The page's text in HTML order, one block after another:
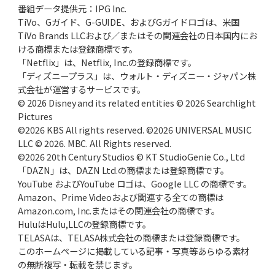
番組データ提供元：IPG Inc.
TiVo、Gガイド、G-GUIDE、およびGガイドロゴは、米国
TiVo Brands LLCおよび／またはその関連会社の日本国内にお
ける商標または登録商標です。
「Netflix」は、Netflix, Inc.の登録商標です。
「ディズニープラス」は、ウォルト・ディズニー・ジャパン株
式会社が運営するサービスです。
© 2026 Disney and its related entities © 2026 Searchlight
Pictures
©2026 KBS All rights reserved. ©2026 UNIVERSAL MUSIC
LLC © 2026. MBC. All Rights reserved.
©2026 20th Century Studios © KT StudioGenie Co., Ltd
「DAZN」は、DAZN Ltd.の商標または登録商標です。
YouTube およびYouTube ロゴは、Google LLC の商標です。
Amazon、Prime Videoおよび関連する全ての商標は
Amazon.com, Inc.またはその関連会社の商標です。
HuluはHulu,LLCの登録商標です。
TELASAは、TELASA株式会社の商標または登録商標です。
このホームページに掲載している記事・写真等あらゆる素材
の無断複写・転載を禁じます。